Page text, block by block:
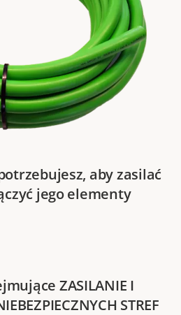
aby zasilać
jego elementy
ZASILANIE I
STREF